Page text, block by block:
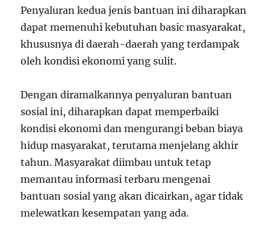
Penyaluran kedua jenis bantuan ini diharapkan
dapat memenuhi kebutuhan basic masyarakat,
khususnya di daerah-daerah yang terdampak
oleh kondisi ekonomi yang sulit.
Dengan diramalkannya penyaluran bantuan
sosial ini, diharapkan dapat memperbaiki
kondisi ekonomi dan mengurangi beban biaya
hidup masyarakat, terutama menjelang akhir
tahun. Masyarakat diimbau untuk tetap
memantau informasi terbaru mengenai
bantuan sosial yang akan dicairkan, agar tidak
melewatkan kesempatan yang ada.